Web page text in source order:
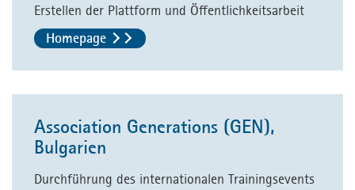
Erstellen der Plattform und Öffentlichkeitsarbeit
Homepage
Association Generations (GEN),
Bulgarien
Durchführung des internationalen Trainingsevents